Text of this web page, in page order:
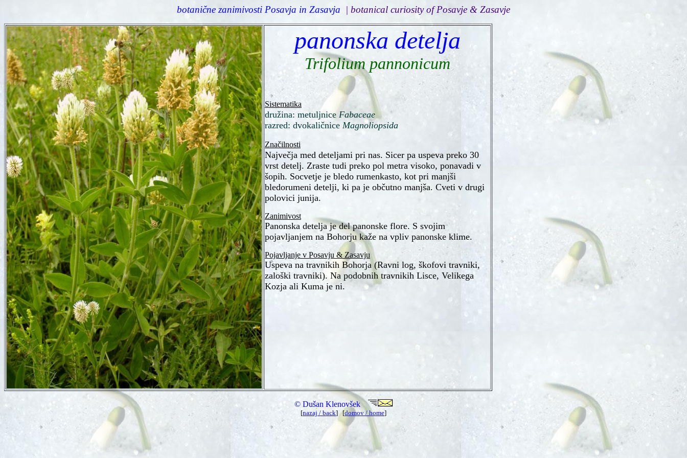
botanične zanimivosti Posavja in Zasavja | botanical curiosity of Posavje & Zasavje
panonska detelja
Trifolium pannonicum
Sistematika
družina: metuljnice Fabaceae
razred: dvokaličnice Magnoliopsida
Značilnosti
Največja med deteljami pri nas. Sicer pa uspeva preko 30
vrst detelj. Zraste tudi preko pol metra visoko, ponavadi v
šopih. Socvetje je bledo rumenkasto, kot pri manjši
bledorumeni detelji, ki pa je občutno manjša. Cveti v drugi
polovici junija.
Zanimivost
Panonska detelja je del panonske flore. S svojim
pojavljanjem na Bohorju kaže na vpliv panonske klime.
Pojavljanje v Posavju & Zasavju
Uspeva na travnikih Bohorja (Ravni log, škofovi travniki,
zaloški travniki). Na podobnih travnikih Lisce, Velikega
Kozja ali Kuma je ni.
© Dušan Klenovšek
[nazaj / back] [domov / home]